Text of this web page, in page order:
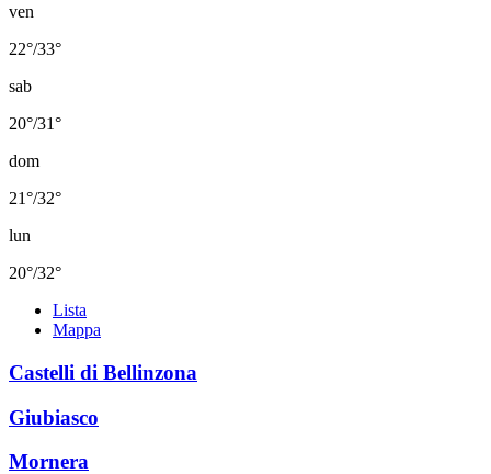
ven
22°/33°
sab
20°/31°
dom
21°/32°
lun
20°/32°
Lista
Mappa
Castelli di Bellinzona
Giubiasco
Mornera